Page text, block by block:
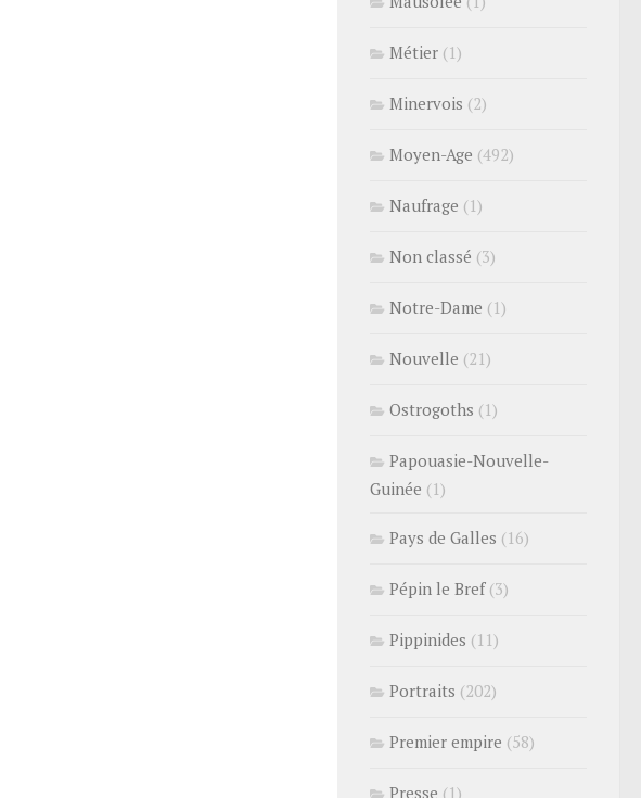
Métier (1)
Minervois (2)
Moyen-Age (492)
Naufrage (1)
Non classé (3)
Notre-Dame (1)
Nouvelle (21)
Ostrogoths (1)
Papouasie-Nouvelle-
Guinée (1)
Pays de Galles (16)
Pépin le Bref(3)
Pippinides (11)
Portraits (202)
Premier empire (58)
Presse (1)